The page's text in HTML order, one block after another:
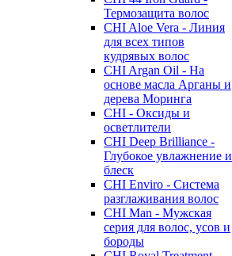
Термозащита волос
CHI Aloe Vera - Линия
для всех типов
кудрявых волос
CHI Argan Oil - На
основе масла Арганы и
дерева Моринга
CHI - Оксиды и
осветлители
CHI Deep Brilliance -
Глубокое увлажнение и
блеск
CHI Enviro - Система
разглаживания волос
CHI Man - Мужская
серия для волос, усов и
бороды